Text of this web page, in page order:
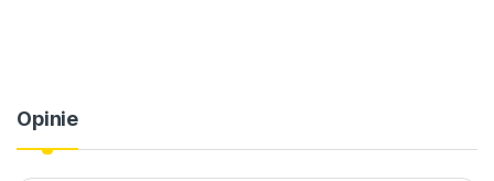
Opinie